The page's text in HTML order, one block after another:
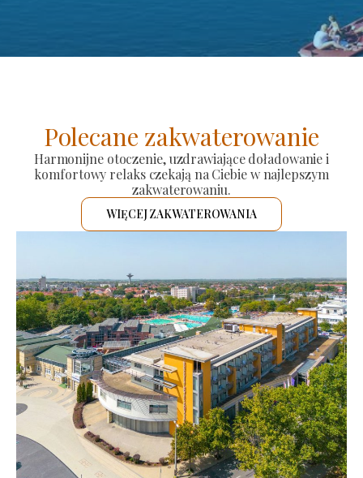
Polecane zakwaterowanie
Harmonijne otoczenie, uzdrawiające doładowanie i
komfortowy relaks czekają na Ciebie w najlepszym
zakwaterowaniu.
WIĘCEJ ZAKWATEROWANIA